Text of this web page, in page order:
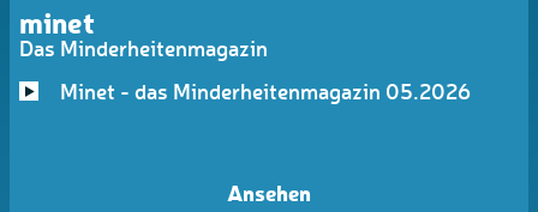
minet
Das Minderheitenmagazin
Minet - das Minderheitenmagazin 05.2026
Ansehen